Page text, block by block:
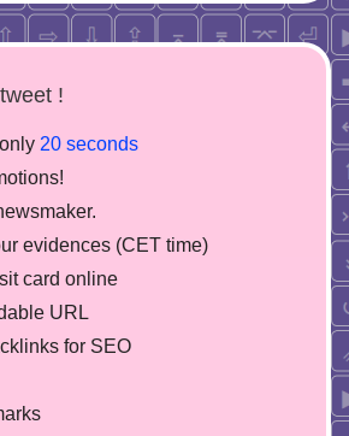
!
20 seconds
evidences (CET time)
card online
URL
for SEO